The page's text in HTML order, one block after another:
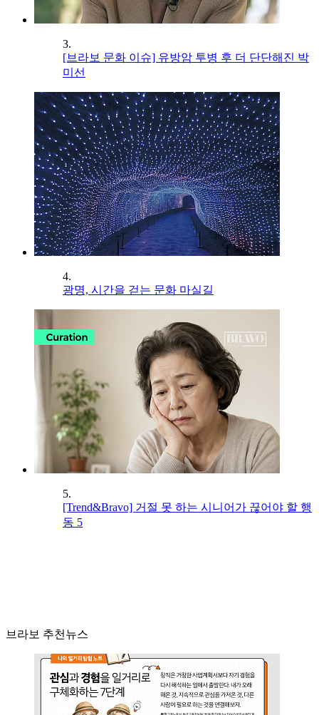
3.
[브라보 문화 이슈] 유방암 투병 후 더 단단해진 박
미선
4.
광명, 시간을 걷는 문화 마실길
5.
[Trend&Bravo] 거절 못 하는 시니어가 끊어야 할 행
동 5
브라보 추천뉴스